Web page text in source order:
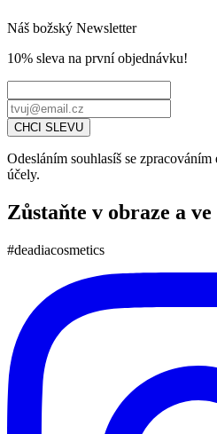
Náš božský Newsletter
10% sleva na první objednávku!
CHCI SLEVU
Odesláním souhlasíš se
účely.
Zůstaňte v obraze a
#deadiacosmetics